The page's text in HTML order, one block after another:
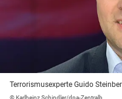
Terrorismusexperte Guido
© Karlheinz Schindler/dpa-Zentralb